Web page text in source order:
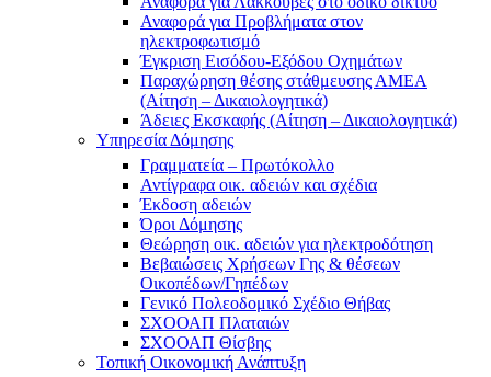
Αναφορά για Προβλήματα στον
ηλεκτροφωτισμό
Έγκριση Εισόδου-Εξόδου Οχημάτων
Παραχώρηση θέσης στάθμευσης ΑΜΕΑ
(Αίτηση – Δικαιολογητικά)
Άδειες Εκσκαφής (Αίτηση – Δικαιολογητικά)
Υπηρεσία Δόμησης
Γραμματεία – Πρωτόκολλο
Αντίγραφα οικ. αδειών και σχέδια
Έκδοση αδειών
Όροι Δόμησης
Θεώρηση οικ. αδειών για ηλεκτροδότηση
Βεβαιώσεις Χρήσεων Γης & θέσεων
Οικοπέδων/Γηπέδων
Γενικό Πολεοδομικό Σχέδιο Θήβας
ΣΧΟΟΑΠ Πλαταιών
ΣΧΟΟΑΠ Θίσβης
Τοπική Οικονομική Ανάπτυξη